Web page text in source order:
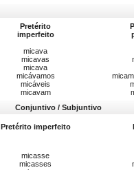
Pretérito
imperfeito
micava
micavas
micava
micávamos
micáveis
micavam
Conjuntivo / Subjuntivo
Pretérito imperfeito
micasse
micasses